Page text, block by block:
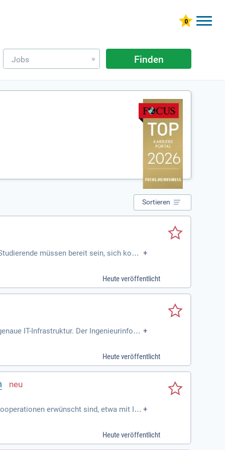
Jobs » Finden
Sortieren
müssen bereit sein, sich konti
haben Zugang zu vielfältigen Beruf
technische Systeme konzipieren und real
+
Heute veröffentlicht
IT-Infrastruktur. Der Ingenieurinform +
Heute veröffentlicht
erwünscht sind, etwa mit Ing +
Heute veröffentlicht